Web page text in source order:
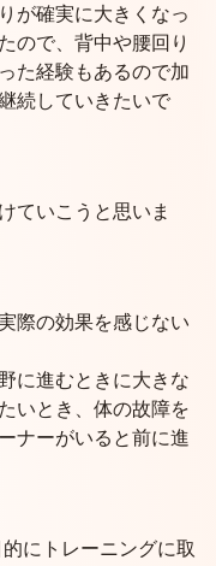
が確実に大きくなっ
ので、背中や腰回り
た経験もあるので加
続していきたいで
ていこうと思いま
際の効果を感じない
に進むときに大きな
いとき、体の故障を
ナーがいると前に進
にトレーニングに取